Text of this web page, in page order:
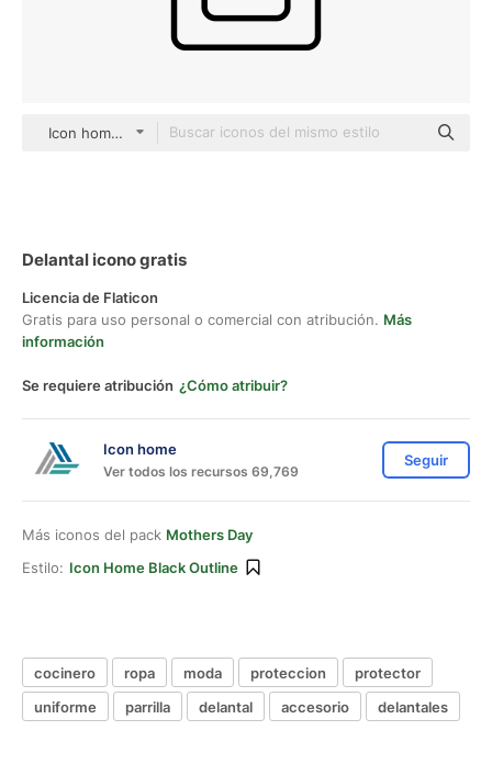
Icon home black outline
Delantal icono gratis
Licencia de Flaticon
Gratis para uso personal o comercial con atribución. Más
información
Se requiere atribución ¿Cómo atribuir?
Icon home
Ver todos los recursos 69,769
Seguir
Más iconos del pack Mothers Day
Estilo: Icon Home Black Outline
cocinero ropa moda proteccion
protector
uniforme
parrilla delantal accesorio delantales